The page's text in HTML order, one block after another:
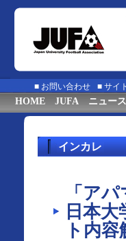
■ お問い合わせ ■ サイ
HOME JUFA ニュース
インカレ
「ア
日本
ト内